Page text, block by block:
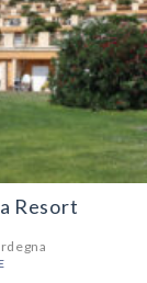
Resort